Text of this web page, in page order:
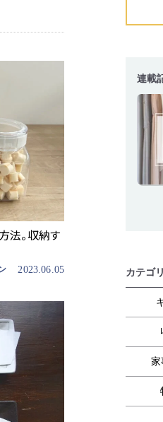
法。収納す
2023.06.05
連載
カテゴ
家